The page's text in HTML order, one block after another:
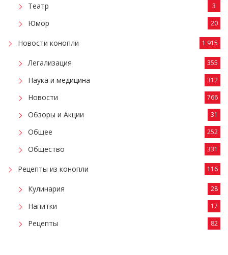
Театр 3
Юмор 20
Новости конопли 1 915
Легализация 355
Наука и медицина 312
Новости 766
Обзоры и Акции 31
Общее 252
Общество 331
Рецепты из конопли 116
Кулинария 28
Напитки 17
Рецепты 82